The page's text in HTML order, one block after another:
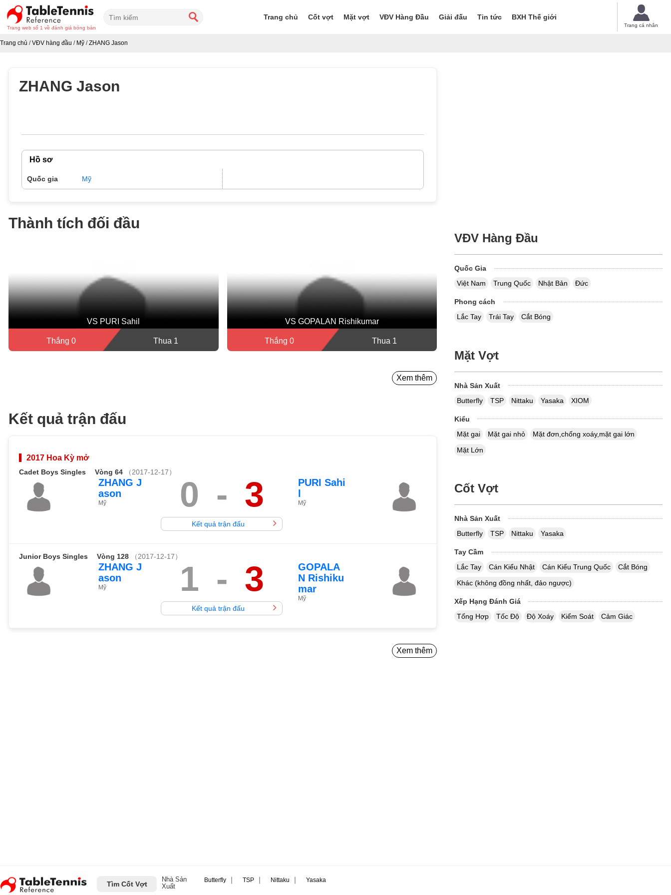
Trang web số 1 về đánh giá bóng bàn
Trang chủ Cốt vợt Mặt vợt VĐV Hàng Đầu Giải đấu Tin tức BXH Thế giới
Trang cá nhân
Trang chủ /VĐV hàng đầu / Mỹ /ZHANG Jason
ZHANG Jason
Hồ sơ
Quốc gia Mỹ
Thành tích đối đầu
VS PURI Sahil
Thắng 0 Thua 1
VS GOPALAN Rishikumar
Thắng 0 Thua 1
Xem thêm
Kết quả trận đấu
2017 Hoa Kỳ mở
Cadet Boys Singles Vòng 64 （2017-12-17）
ZHANG J
ason
Mỹ 0 - 3
Kết quả trận đấu
PURI Sahi
Mỹ
Junior Boys Singles Vòng 128 （2017-12-17）
ZHANG J
ason
Mỹ 1 - 3
Kết quả trận đấu
GOPALA
N Rishiku
mar
Mỹ
Xem thêm
VĐV Hàng Đầu
Quốc Gia
Việt Nam
Trung Quốc Nhật Bản Đức
Phong cách
Lắc Tay
Trái Tay Cắt Bóng
Mặt Vợt
Nhà Sản Xuất
Butterfly
TSP Nittaku Yasaka XIOM
Kiểu
Mặt gai
Mặt gai nhỏ
Mặt đơn,chống xoáy,mặt gai lớn
Mặt Lớn
Cốt Vợt
Nhà Sản Xuất
Butterfly
TSP Nittaku Yasaka
Tay Cầm
Lắc Tay
Cán Kiểu Nhật Cán Kiểu Trung Quốc
Cắt Bóng
Khác (không đồng nhất, đảo ngược)
Xếp Hạng Đánh Giá
Tổng Hợp
Tốc Độ Độ Xoáy Kiểm Soát Cảm Giác
Tìm Cốt Vợt
Nhà Sản
Xuất
Butterfly ｜ TSP ｜ Nittaku ｜ Yasaka